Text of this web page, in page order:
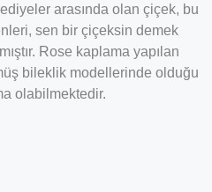
arasında olan çiçek, bu
sen bir çiçeksin demek
Rose kaplama yapılan
bileklik modellerinde olduğu
olabilmektedir.